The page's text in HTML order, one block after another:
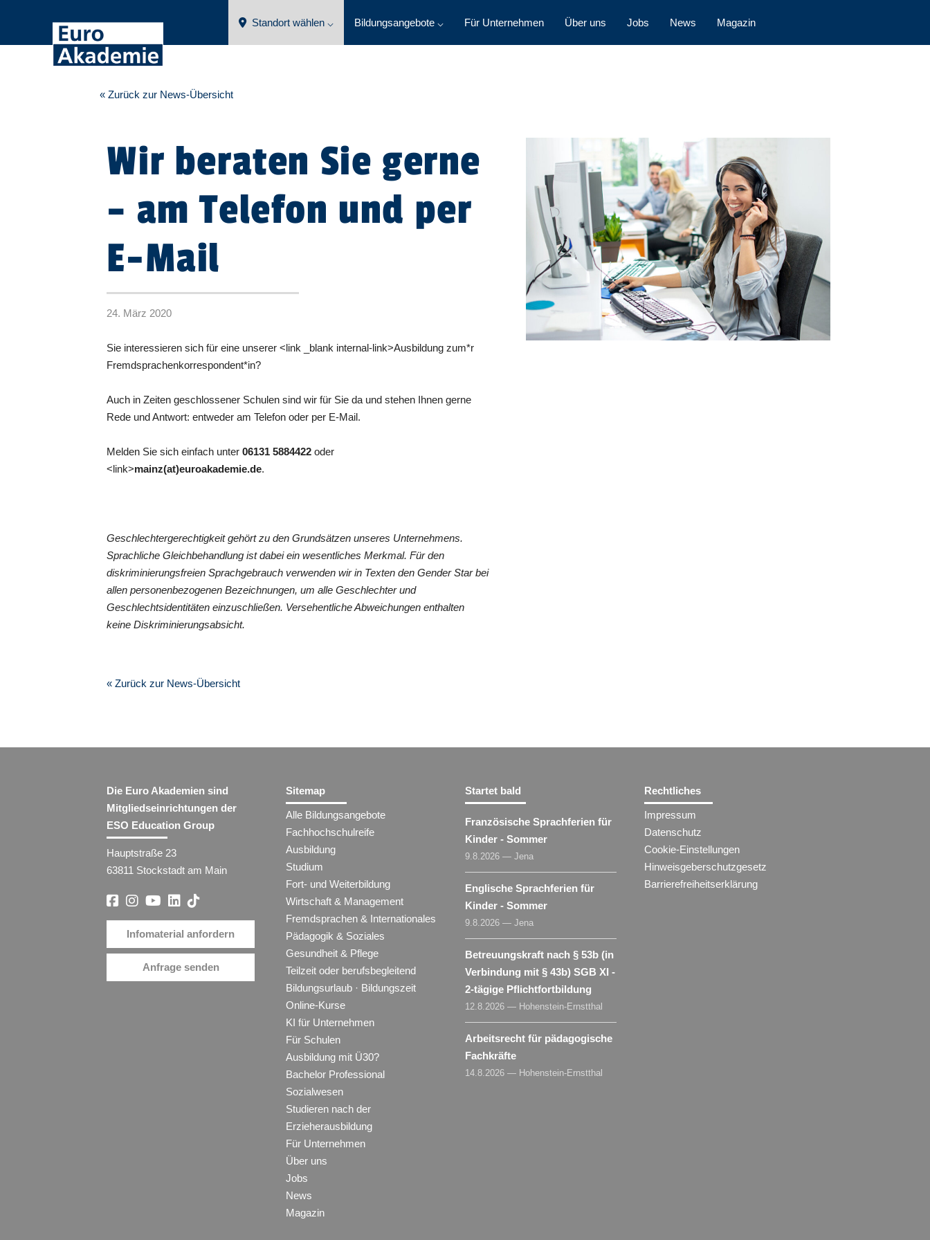
Standort wählen ⌵ Bildungsangebote ⌵ Für Unternehmen Über uns Jobs News Magazin
« Zurück zur News-Übersicht
Wir beraten Sie gerne
– am Telefon und per
E-Mail
24. März 2020
Sie interessieren sich für eine unserer <link _blank internal-link>Ausbildung zum*r
Fremdsprachenkorrespondent*in?
Auch in Zeiten geschlossener Schulen sind wir für Sie da und stehen Ihnen gerne
Rede und Antwort: entweder am Telefon oder per E-Mail.
Melden Sie sich einfach unter06131 5884422 oder
<link>mainz(at)euroakademie.de.
Geschlechtergerechtigkeit gehört zu den Grundsätzen unseres Unternehmens.
Sprachliche Gleichbehandlung ist dabei ein wesentliches Merkmal. Für den
diskriminierungsfreien Sprachgebrauch verwenden wir in Texten den Gender Star bei
allen personenbezogenen Bezeichnungen, um alle Geschlechter und
Geschlechtsidentitäten einzuschließen. Versehentliche Abweichungen enthalten
keine Diskriminierungsabsicht.
« Zurück zur News-Übersicht
Die Euro Akademien sind
Mitgliedseinrichtungen der
ESO Education Group
Hauptstraße 23
63811 Stockstadt am Main
Infomaterial anfordern
Anfrage senden
Sitemap
Alle Bildungsangebote
Fachhochschulreife
Ausbildung
Studium
Fort- und Weiterbildung
Wirtschaft & Management
Fremdsprachen & Internationales
Pädagogik & Soziales
Gesundheit & Pflege
Teilzeit oder berufsbegleitend
Bildungsurlaub · Bildungszeit
Online-Kurse
KI für Unternehmen
Für Schulen
Ausbildung mit Ü30?
Bachelor Professional
Sozialwesen
Studieren nach der
Erzieherausbildung
Für Unternehmen
Über uns
Jobs
News
Magazin
Startet bald
Französische Sprachferien für
Kinder - Sommer
9.8.2026 — Jena
Englische Sprachferien für
Kinder - Sommer
9.8.2026 — Jena
Betreuungskraft nach § 53b (in
Verbindung mit § 43b) SGB XI -
2-tägige Pflichtfortbildung
12.8.2026 — Hohenstein-Ernstthal
Arbeitsrecht für pädagogische
Fachkräfte
14.8.2026 — Hohenstein-Ernstthal
Rechtliches
Impressum
Datenschutz
Cookie-Einstellungen
Hinweisgeberschutzgesetz
Barrierefreiheitserklärung